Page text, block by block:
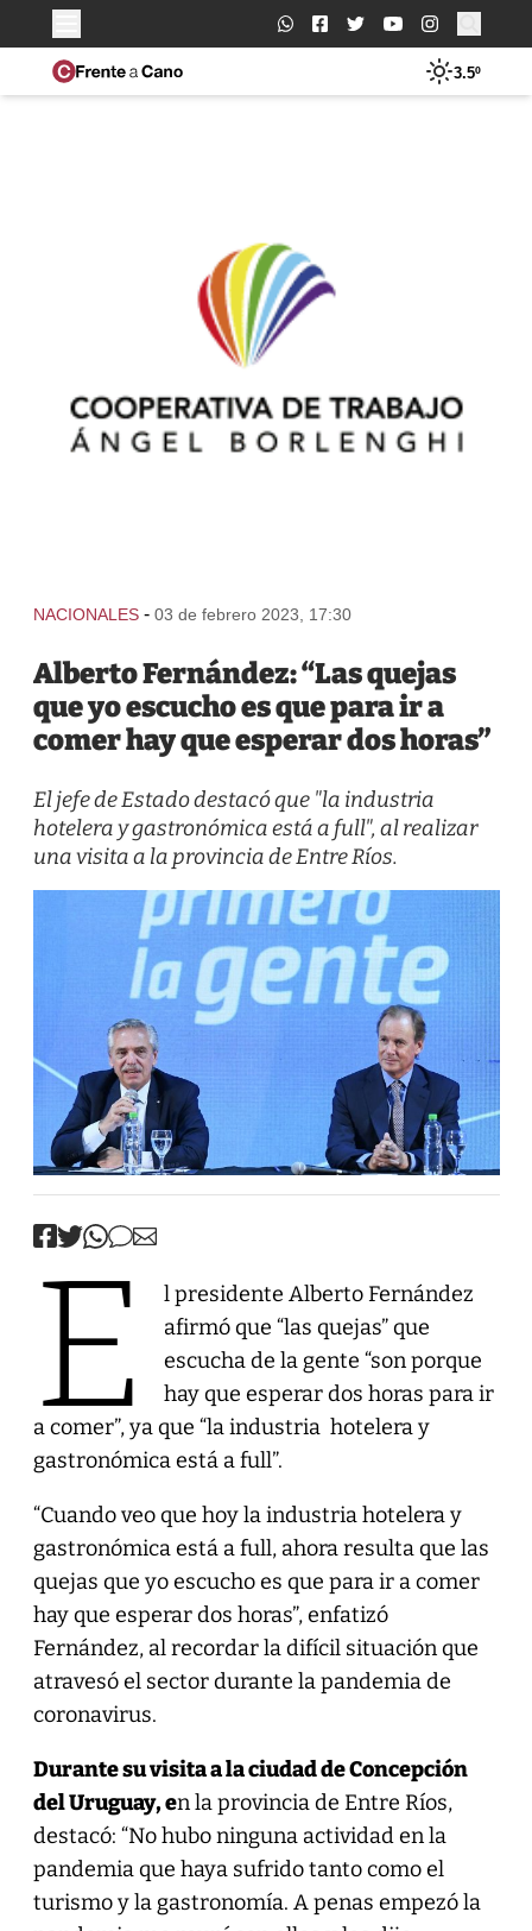
Buscar:
3.5º
NACIONALES - 03 de febrero 2023, 17:30
Alberto Fernández: “Las quejas
que yo escucho es que para ir a
comer hay que esperar dos horas”
El jefe de Estado destacó que "la industria
hotelera y gastronómica está a full", al realizar
una visita a la provincia de Entre Ríos.
E
l presidente Alberto Fernández
afirmó que “las quejas” que
escucha de la gente “son porque
hay que esperar dos horas para ir
a comer”, ya que “la industria hotelera y
gastronómica está a full”.
“Cuando veo que hoy la industria hotelera y
gastronómica está a full, ahora resulta que las
quejas que yo escucho es que para ir a comer
hay que esperar dos horas”, enfatizó
Fernández, al recordar la difícil situación que
atravesó el sector durante la pandemia de
coronavirus.
Durante su visita a la ciudad de Concepción
del Uruguay, en la provincia de Entre Ríos,
destacó: “No hubo ninguna actividad en la
pandemia que haya sufrido tanto como el
turismo y la gastronomía. A penas empezó la